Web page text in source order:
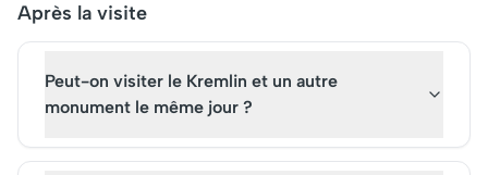
Après la visite
Peut-on visiter le Kremlin et un autre
monument le même jour ?